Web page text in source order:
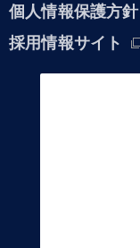
個人情報保護方針
採用情報サイト